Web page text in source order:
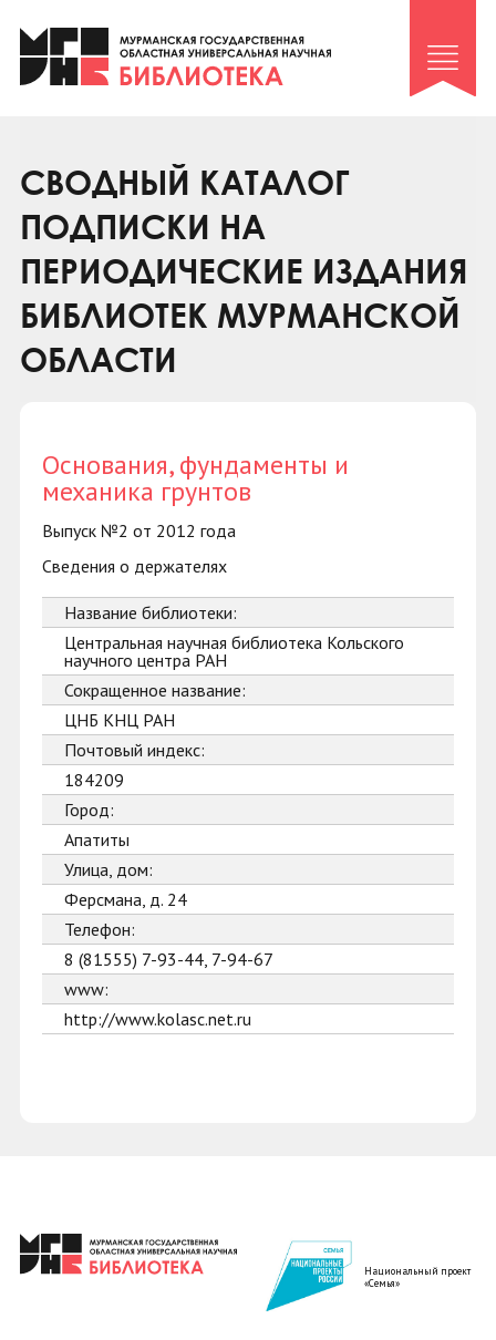
Клуб «Гиря и сельдерей»
Клуб «Семейный архив»
Коллегам
Контакты
СВОДНЫЙ КАТАЛОГ
ПОДПИСКИ НА
ПЕРИОДИЧЕСКИЕ ИЗДАНИЯ
БИБЛИОТЕК МУРМАНСКОЙ
ОБЛАСТИ
Основания, фундаменты и
механика грунтов
Выпуск №2 от 2012 года
Сведения о держателях
Название библиотеки:
Центральная научная библиотека Кольского
научного центра РАН
Сокращенное название:
ЦНБ КНЦ РАН
Почтовый индекс:
184209
Город:
Апатиты
Улица, дом:
Ферсмана, д. 24
Телефон:
8 (81555) 7-93-44, 7-94-67
www:
http://www.kolasc.net.ru
Национальный проект
«Семья»